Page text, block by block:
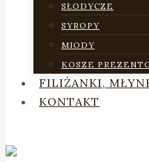
SŁODYCZE
SYROPY
MIODY
KOSZE
FILIŻANKI,
KONTAKT